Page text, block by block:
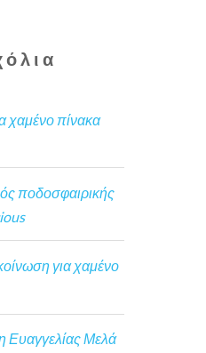
χαμένο πίνακα
ποδοσφαιρικής
για χαμένο
Ευαγγελίας Μελά